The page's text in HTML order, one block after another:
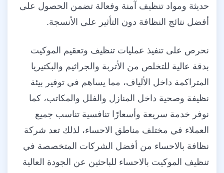
حديثة ومواد تنظيف آمنة وفعالة تضمن الحصول على
أفضل نتائج النظافة دون التأثير على الأنسجة.
نحرص على تنفيذ عمليات تنظيف وتعقيم الموكيت
بدقة عالية للتخلص من الأتربة والجراثيم والبكتيريا
المتراكمة داخل الألياف، مما يساهم في توفير بيئة
نظيفة وصحية داخل المنازل والفلل والمكاتب، كما
نوفر خدمة سريعة وأسعارًا تنافسية تناسب جميع
العملاء في مختلف مناطق الاحساء، لذلك تعد شركة
نظافة بالاحساء من أفضل الشركات المتخصصة في
تنظيف الموكيت بالاحساء للباحثين عن الجودة العالية